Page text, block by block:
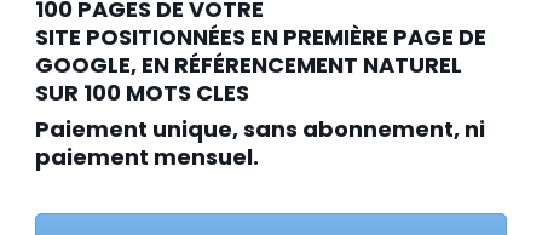
100 PAGES DE VOTRE
SITE POSITIONNÉES EN PREMIÈRE PAGE DE
GOOGLE, EN RÉFÉRENCEMENT NATUREL
SUR 100 MOTS CLES
Paiement unique, sans abonnement, ni
paiement mensuel.